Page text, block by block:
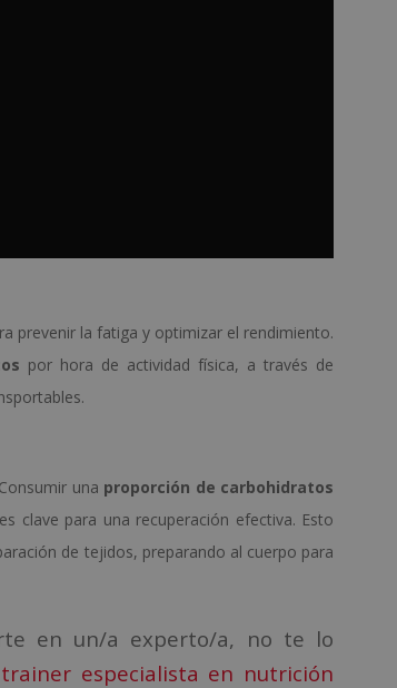
prevenir la fatiga y optimizar el rendimiento.
por hora de actividad física, a través de
una proporción de carbohidratos
clave para una recuperación efectiva. Esto
de tejidos, preparando al cuerpo para
en un/a experto/a, no te lo
especialista en nutrición